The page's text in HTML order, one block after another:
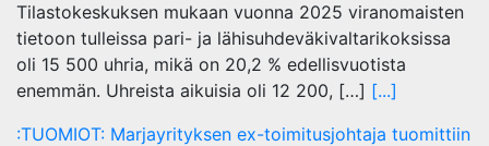
Tilastokeskuksen mukaan vuonna 2025 viranomaisten
tietoon tulleissa pari- ja lähisuhdeväkivaltarikoksissa
oli 15 500 uhria, mikä on 20,2 % edellisvuotista
enemmän. Uhreista aikuisia oli 12 200, […] [...]
:TUOMIOT: Marjayrityksen ex-toimitusjohtaja tuomittiin